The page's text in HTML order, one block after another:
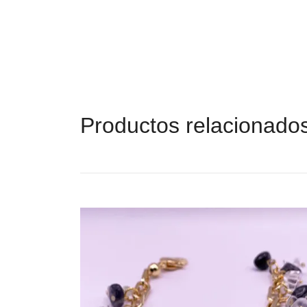
Productos